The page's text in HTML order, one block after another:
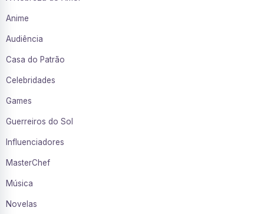
Anime
Audiência
Casa do Patrão
Celebridades
Games
Guerreiros do Sol
Influenciadores
MasterChef
Música
Novelas